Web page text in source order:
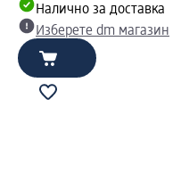
Налично за доставка
Изберете dm магазин